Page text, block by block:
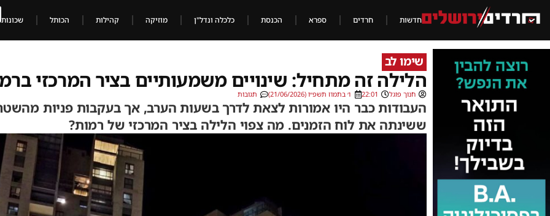
חדשות חרדים ספרא הכנסת כלכלה ונדל"ן מוזיקה קהילות הכותל שכונות
שימו לב
הלילה זה מתחיל: שינויים משמעותיים בציר המרכזי
חנוך פוגל 22:01 ו׳ בתמוז תשפ״ו (21/06/2026) תגובות
העבודות כבר היו אמורות לצאת לדרך בשעות הערב, אך בעקבות פניות
ששינתה את לוח הזמנים. מה צפוי הלילה בציר המרכזי של רמות?